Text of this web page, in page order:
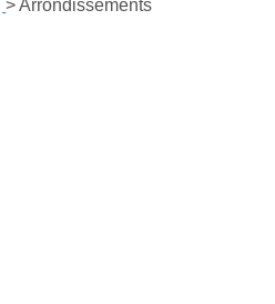
>Arrondissements